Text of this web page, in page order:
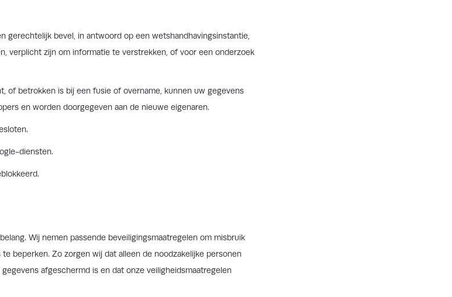
gerechtelijk bevel, in antwoord op een wetshandhavingsinstantie,
verplicht zijn om informatie te verstrekken, of voor een onderzoek
of betrokken is bij een fusie of overname, kunnen uw gegevens
en worden doorgegeven aan de nieuwe eigenaren.
diensten.
Wij nemen passende beveiligingsmaatregelen om misbruik
beperken. Zo zorgen wij dat alleen de noodzakelijke personen
afgeschermd is en dat onze veiligheidsmaatregelen